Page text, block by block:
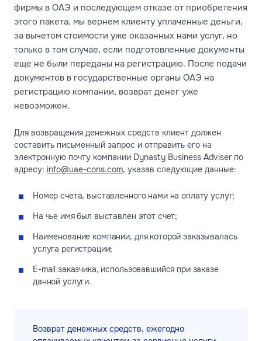
фирмы в ОАЭ и последующем отказе от приобретения
этого пакета, мы вернем клиенту уплаченные деньги,
за вычетом стоимости уже оказанных нами услуг, но
только в том случае, если подготовленные документы
еще не были переданы на регистрацию. После подачи
документов в государственные органы ОАЭ на
регистрацию компании, возврат денег уже
невозможен.
Для возвращения денежных средств клиент должен
составить письменный запрос и отправить его на
электронную почту компании Dynasty Business Adviser по
адресу: info@uae-cons.com, указав следующие данные:
Номер счета, выставленного нами на оплату услуг;
На чье имя был выставлен этот счет;
Наименование компании, для которой заказывалась
услуга регистрации;
E-mail заказчика, использовавшийся при заказе
данной услуги.
Возврат денежных средств, ежегодно